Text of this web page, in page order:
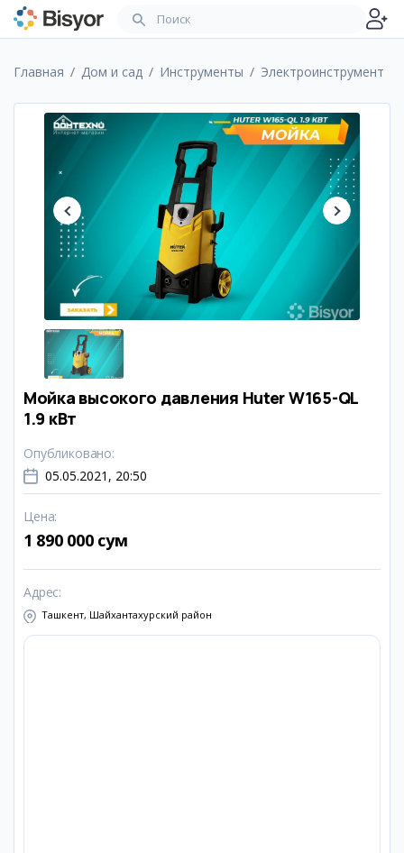
Главная Дом и сад Инструменты Электроинструмент
Мойка высокого давления Huter W165-QL
1.9 кВт
Опубликовано:
05.05.2021, 20:50
Цена:
1 890 000 сум
Адрес:
Ташкент, Шайхантахурский район